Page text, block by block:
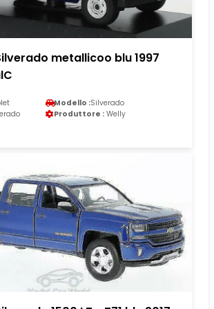
metallicoo blu 1997
Modello :Silverado
Produttore : Welly